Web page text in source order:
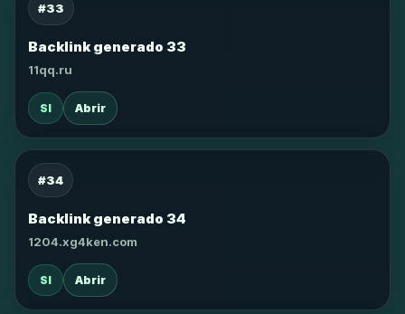
#33
Backlink generado 33
11qq.ru
SI Abrir
#34
Backlink generado 34
1204.xg4ken.com
SI Abrir